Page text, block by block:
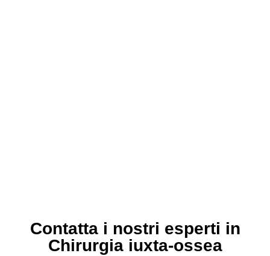
Contatta i nostri esperti in
Chirurgia iuxta-ossea